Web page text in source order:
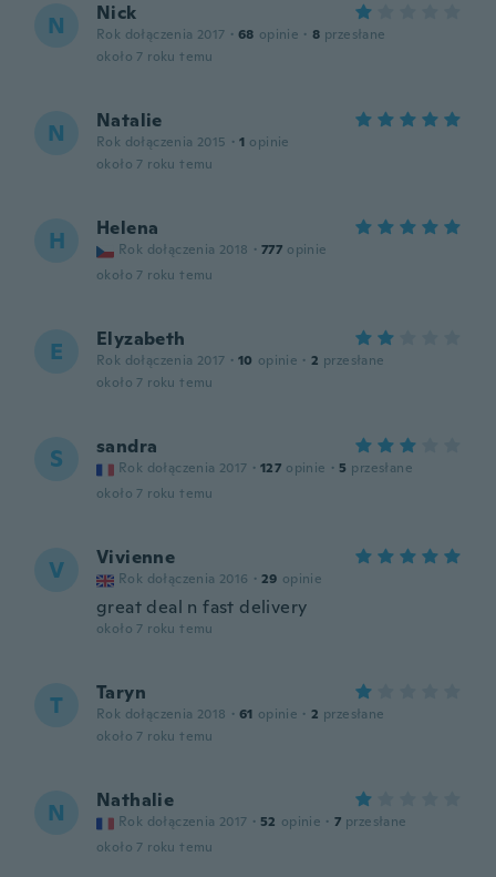
N Nick
Rok dołączenia 2017 · 68 opinie · 8 przesłane
około 7 roku temu
N Natalie
Rok dołączenia 2015 · 1 opinie
około 7 roku temu
H Helena
Rok dołączenia 2018 · 777 opinie
około 7 roku temu
E Elyzabeth
Rok dołączenia 2017 · 10 opinie · 2 przesłane
około 7 roku temu
S sandra
Rok dołączenia 2017 · 127 opinie · 5 przesłane
około 7 roku temu
V Vivienne
Rok dołączenia 2016 · 29 opinie
great deal n fast delivery
około 7 roku temu
T Taryn
Rok dołączenia 2018 · 61 opinie · 2 przesłane
około 7 roku temu
N Nathalie
Rok dołączenia 2017 · 52 opinie · 7 przesłane
około 7 roku temu